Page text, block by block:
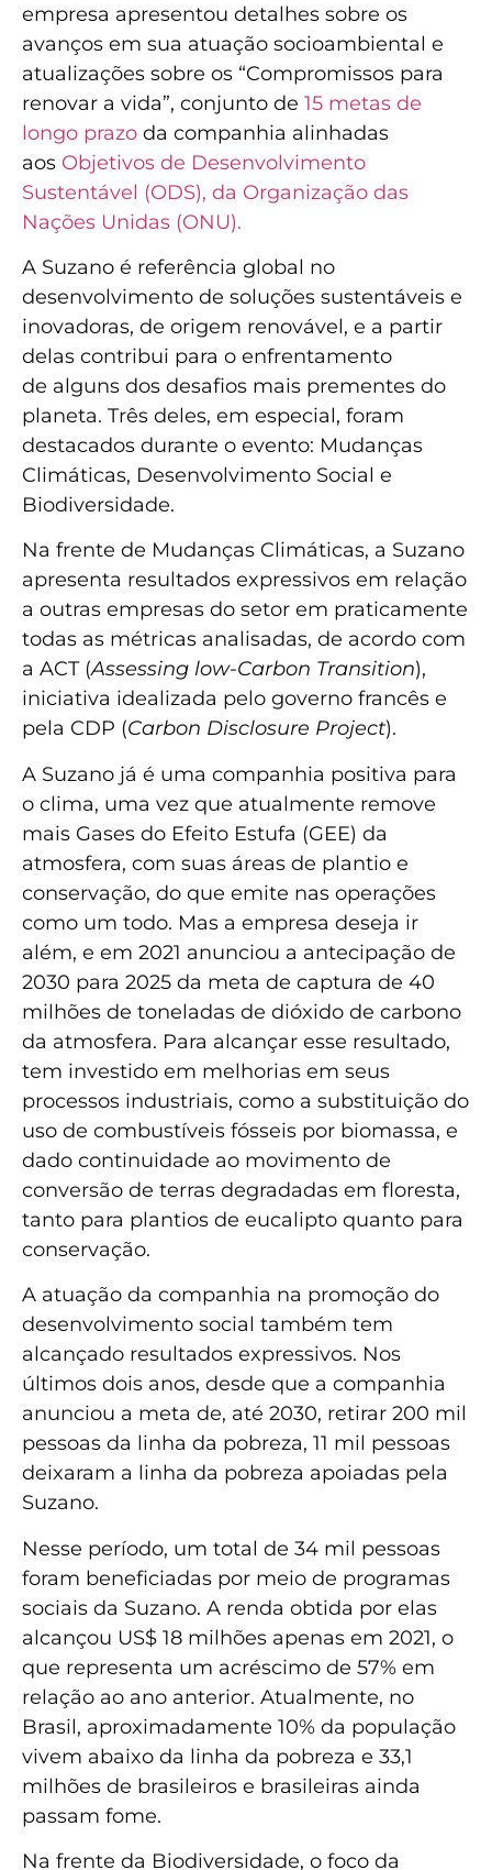
empresa apresentou detalhes sobre os
avanços em sua atuação socioambiental e
atualizações sobre os “Compromissos para
renovar a vida”, conjunto de 15 metas de
longo prazo da companhia alinhadas
aos Objetivos de Desenvolvimento
Sustentável (ODS), da Organização das
Nações Unidas (ONU).
A Suzano é referência global no
desenvolvimento de soluções sustentáveis e
inovadoras, de origem renovável, e a partir
delas contribui para o enfrentamento
de alguns dos desafios mais prementes do
planeta. Três deles, em especial, foram
destacados durante o evento: Mudanças
Climáticas, Desenvolvimento Social e
Biodiversidade.
Na frente de Mudanças Climáticas, a Suzano
apresenta resultados expressivos em relação
a outras empresas do setor em praticamente
todas as métricas analisadas, de acordo com
a ACT (Assessing low-Carbon Transition),
iniciativa idealizada pelo governo francês e
pela CDP (Carbon Disclosure Project).
A Suzano já é uma companhia positiva para
o clima, uma vez que atualmente remove
mais Gases do Efeito Estufa (GEE) da
atmosfera, com suas áreas de plantio e
conservação, do que emite nas operações
como um todo. Mas a empresa deseja ir
além, e em 2021 anunciou a antecipação de
2030 para 2025 da meta de captura de 40
milhões de toneladas de dióxido de carbono
da atmosfera. Para alcançar esse resultado,
tem investido em melhorias em seus
processos industriais, como a substituição do
uso de combustíveis fósseis por biomassa, e
dado continuidade ao movimento de
conversão de terras degradadas em floresta,
tanto para plantios de eucalipto quanto para
conservação.
A atuação da companhia na promoção do
desenvolvimento social também tem
alcançado resultados expressivos. Nos
últimos dois anos, desde que a companhia
anunciou a meta de, até 2030, retirar 200 mil
pessoas da linha da pobreza, 11 mil pessoas
deixaram a linha da pobreza apoiadas pela
Suzano.
Nesse período, um total de 34 mil pessoas
foram beneficiadas por meio de programas
sociais da Suzano. A renda obtida por elas
alcançou US$ 18 milhões apenas em 2021, o
que representa um acréscimo de 57% em
relação ao ano anterior. Atualmente, no
Brasil, aproximadamente 10% da população
vivem abaixo da linha da pobreza e 33,1
milhões de brasileiros e brasileiras ainda
passam fome.
Na frente da Biodiversidade, o foco da